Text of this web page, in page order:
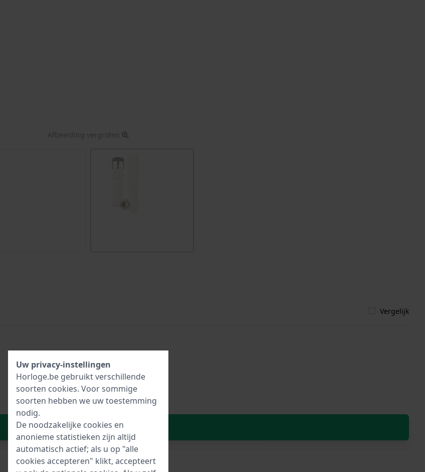
Afbeelding vergroten
Vergelijk
In Winkelwagen
Uw privacy-instellingen
Horloge.be gebruikt verschillende
soorten cookies. Voor sommige
soorten hebben we uw toestemming
nodig.
De noodzakelijke cookies en
anonieme statistieken zijn altijd
automatisch actief; als u op "alle
cookies accepteren" klikt, accepteert